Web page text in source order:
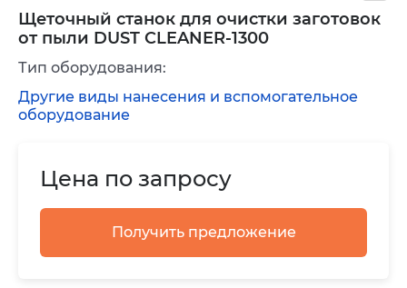
Щеточный станок для очистки заготовок
от пыли DUST CLEANER-1300
Цена по запросу
Получить предложение
Тип оборудования:
Другие виды нанесения и вспомогательное
оборудование